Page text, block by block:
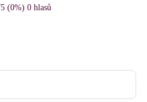
(0%) 0 hlasů